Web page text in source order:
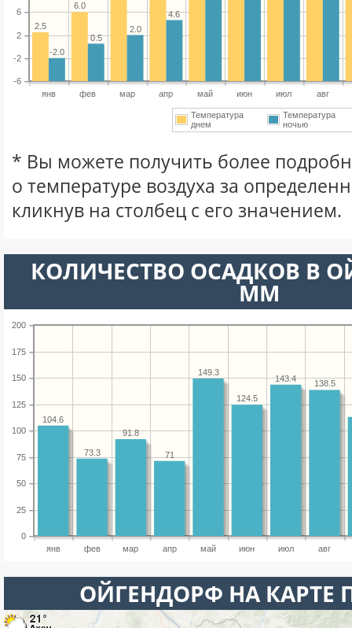
янв фев мар апр май июн июл авг
-6
-2
2
6
6.0
2.5
4.6
2.0
0.5
-2.0
Температура
днем
Температура
ночью
* Вы можете получить более
о температуре воздуха за
кликнув на столбец с его значением.
КОЛИЧЕСТВО ОСАДКОВ В
ММ
янв фев мар апр май июн июл авг
0
25
50
75
100
125
150
175
200
138.5
143.4
124.5
149.3
71
91.8
73.3
104.6
ОЙГЕНДОРФ НА КАРТЕ